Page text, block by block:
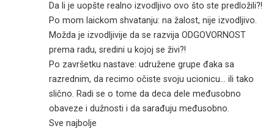
Da li je uopšte realno izvodljivo ovo što ste predložili?!
Po mom laickom shvatanju: na žalost, nije izvodljivo.
Možda je izvodljivije da se razvija ODGOVORNOST
prema radu, sredini u kojoj se živi?!
Po završetku nastave: udružene grupe đaka sa
razrednim, da recimo očiste svoju ucionicu… ili tako
slično. Radi se o tome da deca dele međusobno
obaveze i dužnosti i da sarađuju međusobno.
Sve najbolje